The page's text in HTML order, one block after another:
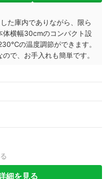
た庫内でありながら、限ら
体横幅30cmのコンパクト設
の温度調節ができます。
で、お手入れも簡単です。
細を見る